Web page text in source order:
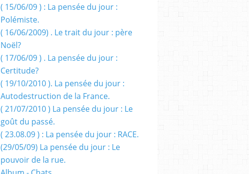
( 15/06/09 ) : La pensée du jour :
Polémiste.
( 16/06/2009) . Le trait du jour : père
Noël?
( 17/06/09 ) . La pensée du jour :
Certitude?
( 19/10/2010 ). La pensée du jour :
Autodestruction de la France.
( 21/07/2010 ) La pensée du jour : Le
goût du passé.
( 23.08.09 ) : La pensée du jour : RACE.
(29/05/09) La pensée du jour : Le
pouvoir de la rue.